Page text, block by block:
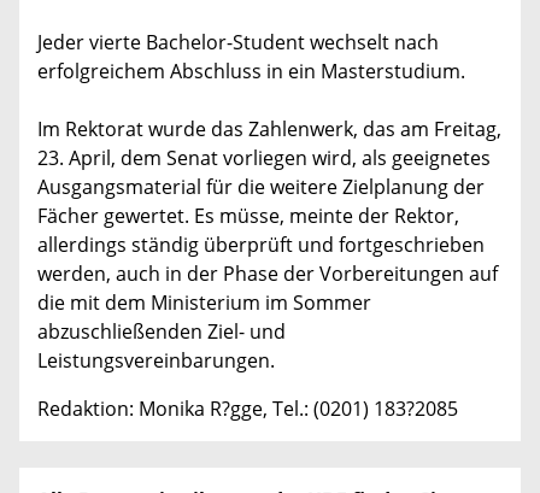
Jeder vierte Bachelor-Student wechselt nach
erfolgreichem Abschluss in ein Masterstudium.
Im Rektorat wurde das Zahlenwerk, das am Freitag,
23. April, dem Senat vorliegen wird, als geeignetes
Ausgangsmaterial für die weitere Zielplanung der
Fächer gewertet. Es müsse, meinte der Rektor,
allerdings ständig überprüft und fortgeschrieben
werden, auch in der Phase der Vorbereitungen auf
die mit dem Ministerium im Sommer
abzuschließenden Ziel- und
Leistungsvereinbarungen.
Redaktion: Monika R?gge, Tel.: (0201) 183?2085